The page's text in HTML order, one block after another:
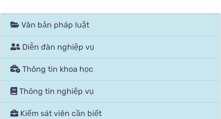
Văn bản pháp luật
Diễn đàn nghiệp vụ
Thông tin khoa học
Thông tin nghiệp vụ
Kiểm sát viên cần biết